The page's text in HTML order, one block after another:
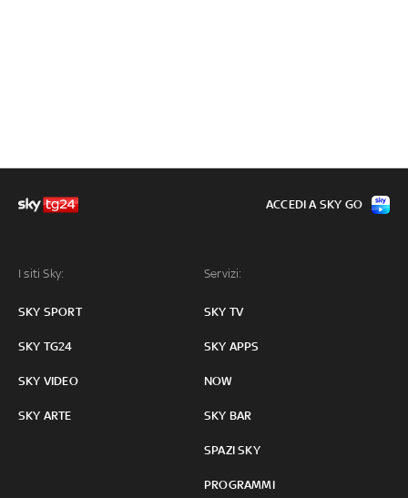
I siti Sky:
SKY SPORT
SKY TG24
SKY VIDEO
SKY ARTE
Servizi:
SKY TV
SKY APPS
NOW
SKY BAR
SPAZI SKY
PROGRAMMI
ACCEDI A SKY GO